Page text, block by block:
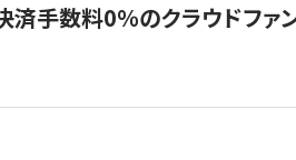
済手数料0％のクラウドフ